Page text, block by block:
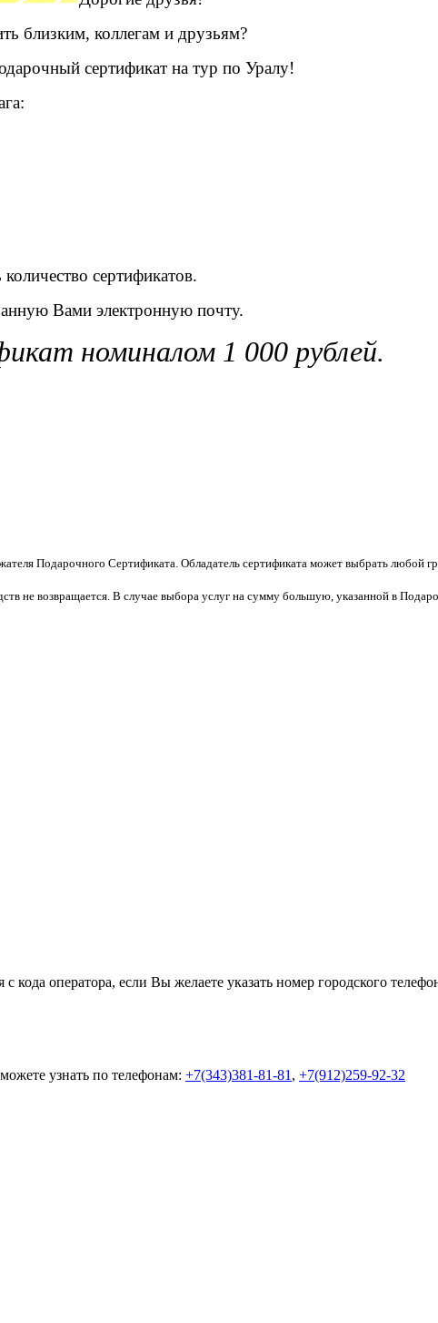
близким, коллегам и друзьям?
сертификат на тур по Уралу!
сертификатов.
Вами электронную почту.
номиналом 1 000 рублей.
Подарочного Сертификата. Обладатель сертификата может выбрать любой
не возвращается. В случае выбора услуг на сумму большую, указанной в
оператора, если Вы желаете указать номер городского
узнать по телефонам: +7(343)381-81-81 , +7(912)259-92-32